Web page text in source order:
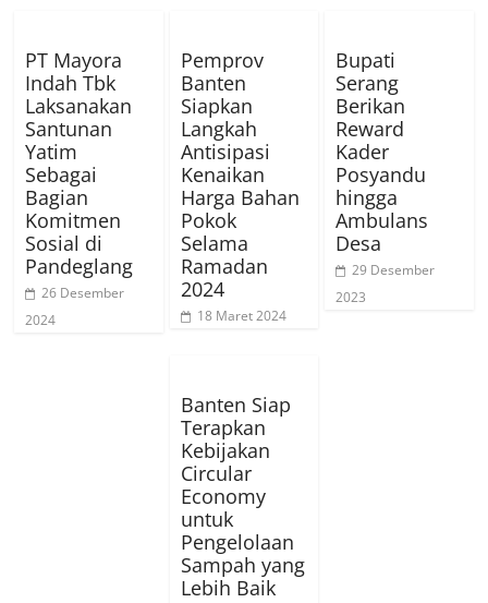
PT Mayora
Indah Tbk
Laksanakan
Santunan
Yatim
Sebagai
Bagian
Komitmen
Sosial di
Pandeglang
26 Desember
2024
Pemprov
Banten
Siapkan
Langkah
Antisipasi
Kenaikan
Harga Bahan
Pokok
Selama
Ramadan
2024
18 Maret 2024
Bupati
Serang
Berikan
Reward
Kader
Posyandu
hingga
Ambulans
Desa
29 Desember
2023
Banten Siap
Terapkan
Kebijakan
Circular
Economy
untuk
Pengelolaan
Sampah yang
Lebih Baik